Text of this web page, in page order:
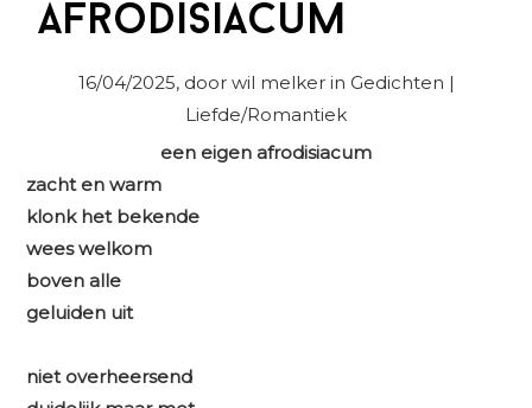
afrodisiacum
16/04/2025, door wil melker in Gedichten |
Liefde/Romantiek
een eigen afrodisiacum
zacht en warm
klonk het bekende
wees welkom
boven alle
geluiden uit
niet overheersend